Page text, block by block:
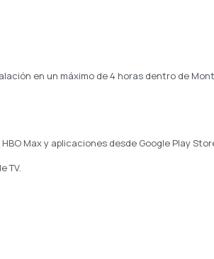
en un máximo de 4 horas dentro de
Max y aplicaciones desde Google Play
TV.